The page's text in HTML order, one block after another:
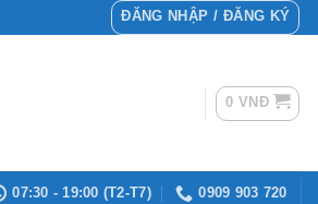
ĐĂNG NHẬP / ĐĂNG KÝ
0 VNĐ
07:30 - 19:00 (T2-T7) 0909 903 720